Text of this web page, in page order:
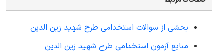
بخشی از سوالات استخدامی طرح شهید زین الدین
منابع آزمون استخدامی طرح شهید زین الدین